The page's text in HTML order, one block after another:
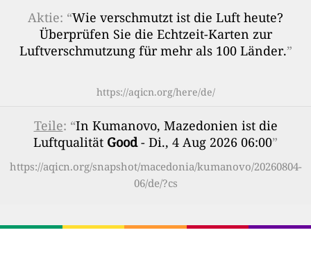
Aktie: “Wie verschmutzt ist die Luft heute?
Überprüfen Sie die Echtzeit-Karten zur
Luftverschmutzung für mehr als 100 Länder.”
https://aqicn.org/here/de/
Teile: “In Kumanovo, Mazedonien ist die
Luftqualität Good- Di., 4 Aug 2026 06:00”
https://aqicn.org/snapshot/macedonia/kumanovo/20260804-
06/de/?cs